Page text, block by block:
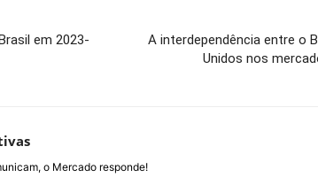
em 2023-
A interdependência entre o
Unidos nos
o Mercado responde!